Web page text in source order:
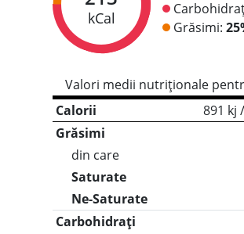
kCal
Grăsimi:
Valori medii nutriționale
Calorii
891 kj
Grăsimi
din care
Saturate
Ne-Saturate
Carbohidrați